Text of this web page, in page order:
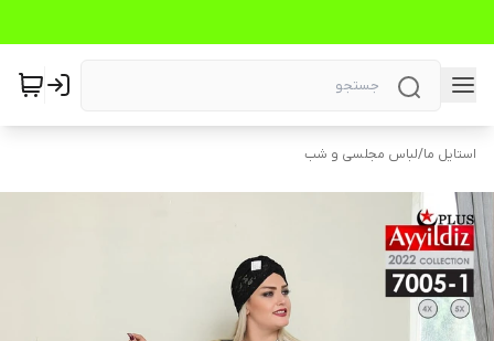
استایل ما/لباس مجلسی و شب